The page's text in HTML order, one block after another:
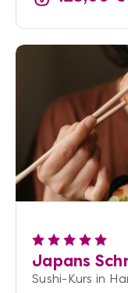
Japans
Sushi-Kurs in